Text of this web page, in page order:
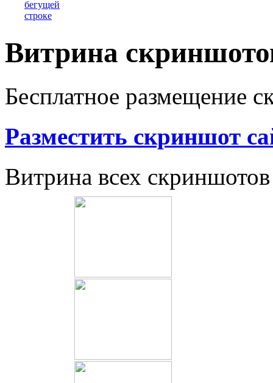
Витрина
Бесплатное размещение
Разместить скриншот
Витрина всех скриншотов